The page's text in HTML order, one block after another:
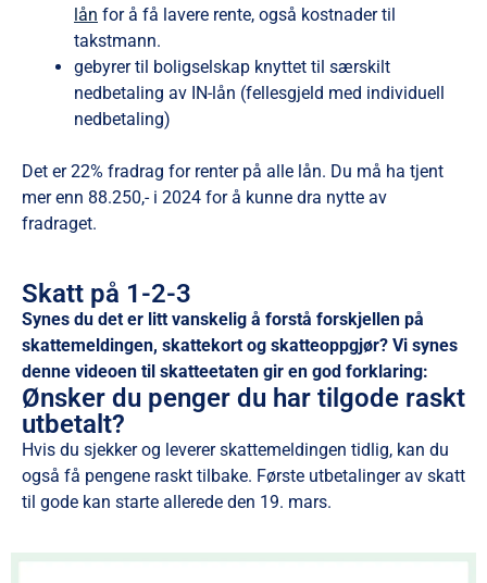
lån for å få lavere rente, også kostnader til
takstmann.
gebyrer til boligselskap knyttet til særskilt
nedbetaling av IN-lån (fellesgjeld med individuell
nedbetaling)
Det er 22% fradrag for renter på alle lån. Du må ha tjent
mer enn 88.250,- i 2024 for å kunne dra nytte av
fradraget.
Skatt på 1-2-3
Synes du det er litt vanskelig å forstå forskjellen på
skattemeldingen, skattekort og skatteoppgjør? Vi synes
denne videoen til skatteetaten gir en god forklaring:
Ønsker du penger du har tilgode raskt
utbetalt?
Hvis du sjekker og leverer skattemeldingen tidlig, kan du
også få pengene raskt tilbake. Første utbetalinger av skatt
til gode kan starte allerede den 19. mars.